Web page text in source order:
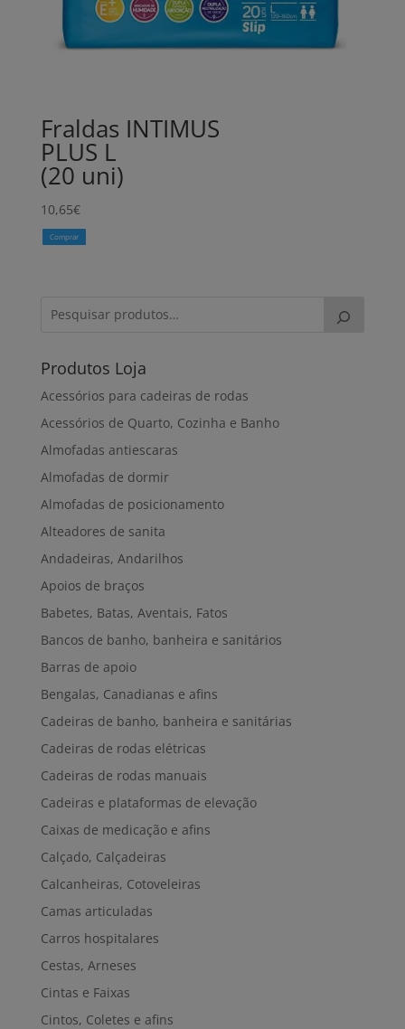
Fraldas INTIMUS
PLUS L
(20 uni)
10,65€
Comprar
Produtos Loja
Acessórios para cadeiras de rodas
Acessórios de Quarto, Cozinha e Banho
Almofadas antiescaras
Almofadas de dormir
Almofadas de posicionamento
Alteadores de sanita
Andadeiras, Andarilhos
Apoios de braços
Babetes, Batas, Aventais, Fatos
Bancos de banho, banheira e sanitários
Barras de apoio
Bengalas, Canadianas e afins
Cadeiras de banho, banheira e sanitárias
Cadeiras de rodas elétricas
Cadeiras de rodas manuais
Cadeiras e plataformas de elevação
Caixas de medicação e afins
Calçado, Calçadeiras
Calcanheiras, Cotoveleiras
Camas articuladas
Carros hospitalares
Cestas, Arneses
Cintas e Faixas
Cintos, Coletes e afins